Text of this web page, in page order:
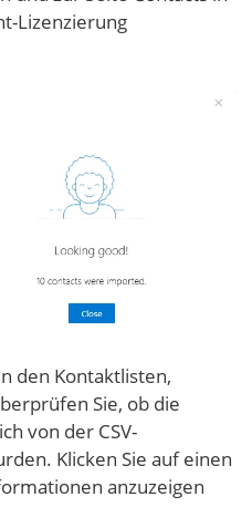
Lizenzierung
den Kontaktlisten,
Sie, ob die
von der CSV-
Klicken Sie auf einen
anzuzeigen